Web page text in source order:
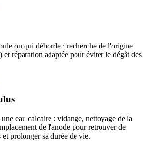
ou qui déborde : recherche de l'origine
réparation adaptée pour éviter le dégât des
eau calcaire : vidange, nettoyage de la
de l'anode pour retrouver de
et prolonger sa durée de vie.